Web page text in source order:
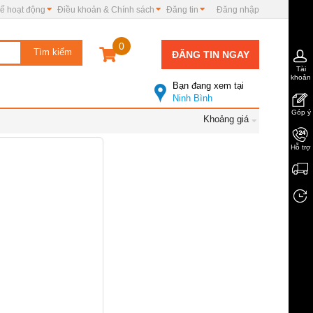
Đăng nhập
Đăng tin
Điều khoản & Chính sách
hoạt động
0
ĐĂNG TIN NGAY
Bạn đang xem tại
Ninh Bình
Khoảng giá
Tài
khoản
Góp ý
Hỗ trợ